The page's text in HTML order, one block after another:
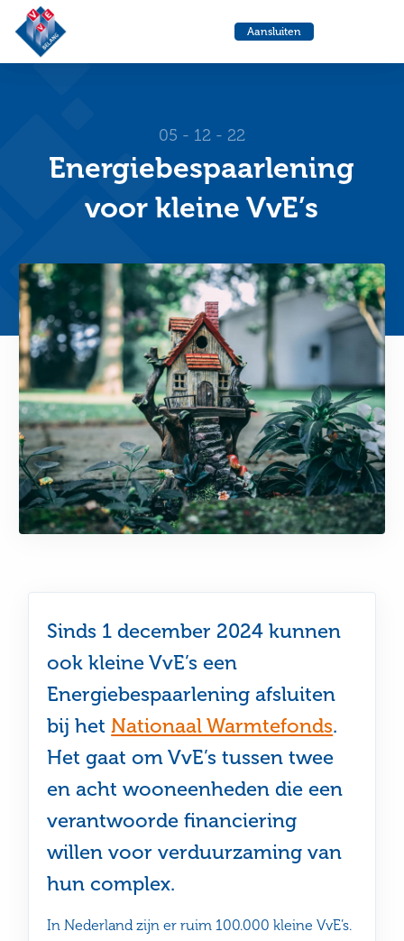
Aansluiten
05 - 12 - 22
Energiebespaarlening
voor kleine VvE’s
Sinds 1 december 2024 kunnen
ook kleine VvE’s een
Energiebespaarlening afsluiten
bij hetNationaal Warmtefonds.
Het gaat om VvE’s tussen twee
en acht wooneenheden die een
verantwoorde financiering
willen voor verduurzaming van
hun complex.
In Nederland zijn er ruim 100.000 kleine VvE’s.